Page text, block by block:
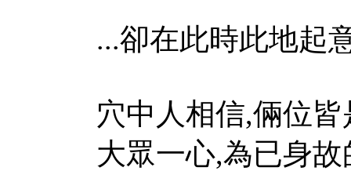
...卻在此時此地起
穴中人相信,倆位
大眾一心,為已身